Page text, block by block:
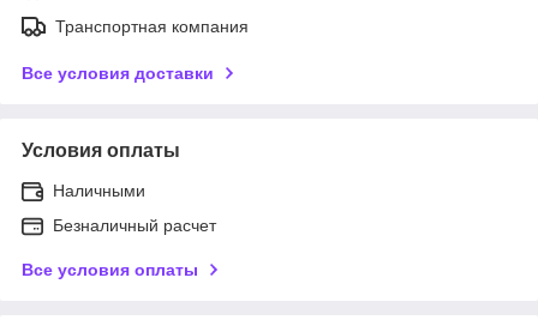
Транспортная компания
Все условия доставки
Условия оплаты
Наличными
Безналичный расчет
Все условия оплаты